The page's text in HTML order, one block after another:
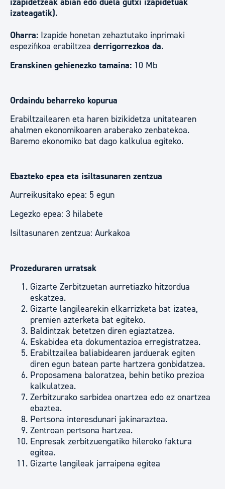
izapidetzeak abian edo duela gutxi izapidetuak
izateagatik).
Oharra: Izapide honetan zehaztutako inprimaki
espezifikoa erabiltzea derrigorrezkoa da.
Eranskinen gehienezko tamaina: 10 Mb
Ordaindu beharreko kopurua
Erabiltzailearen eta haren bizikidetza unitatearen
ahalmen ekonomikoaren araberako zenbatekoa.
Baremo ekonomiko bat dago kalkulua egiteko.
Ebazteko epea eta isiltasunaren zentzua
Aurreikusitako epea: 5 egun
Legezko epea: 3 hilabete
Isiltasunaren zentzua: Aurkakoa
Prozeduraren urratsak
Gizarte Zerbitzuetan aurretiazko hitzordua
eskatzea.
Gizarte langilearekin elkarrizketa bat izatea,
premien azterketa bat egiteko.
Baldintzak betetzen diren egiaztatzea.
Eskabidea eta dokumentazioa erregistratzea.
Erabiltzailea baliabidearen jarduerak egiten
diren egun batean parte hartzera gonbidatzea.
Proposamena baloratzea, behin betiko prezioa
kalkulatzea.
Zerbitzurako sarbidea onartzea edo ez onartzea
ebaztea.
Pertsona interesdunari jakinaraztea.
Zentroan pertsona hartzea.
Enpresak zerbitzuengatiko hileroko faktura
egitea.
Gizarte langileak jarraipena egitea